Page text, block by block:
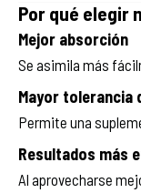
Por qué elegir
Mejor absorción
Se asimila más
Mayor tolerancia
Permite una
Resultados más
Al aprovecharse